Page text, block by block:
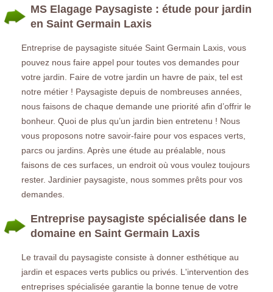
MS Elagage Paysagiste : étude pour jardin
en Saint Germain Laxis
Entreprise de paysagiste située Saint Germain Laxis, vous
pouvez nous faire appel pour toutes vos demandes pour
votre jardin. Faire de votre jardin un havre de paix, tel est
notre métier ! Paysagiste depuis de nombreuses années,
nous faisons de chaque demande une priorité afin d’offrir le
bonheur. Quoi de plus qu’un jardin bien entretenu ! Nous
vous proposons notre savoir-faire pour vos espaces verts,
parcs ou jardins. Après une étude au préalable, nous
faisons de ces surfaces, un endroit où vous voulez toujours
rester. Jardinier paysagiste, nous sommes prêts pour vos
demandes.
Entreprise paysagiste spécialisée dans le
domaine en Saint Germain Laxis
Le travail du paysagiste consiste à donner esthétique au
jardin et espaces verts publics ou privés. L'intervention des
entreprises spécialisée garantie la bonne tenue de votre